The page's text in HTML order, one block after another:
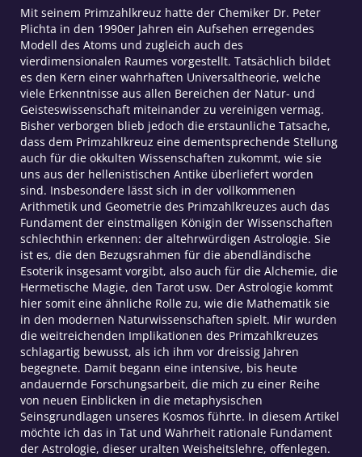
Mit seinem Primzahlkreuz hatte der Chemiker Dr. Peter
Plichta in den 1990er Jahren ein Aufsehen erregendes
Modell des Atoms und zugleich auch des
vierdimensionalen Raumes vorgestellt. Tatsächlich bildet
es den Kern einer wahrhaften Universaltheorie, welche
viele Erkenntnisse aus allen Bereichen der Natur- und
Geisteswissenschaft miteinander zu vereinigen vermag.
Bisher verborgen blieb jedoch die erstaunliche Tatsache,
dass dem Primzahlkreuz eine dementsprechende Stellung
auch für die okkulten Wissenschaften zukommt, wie sie
uns aus der hellenistischen Antike überliefert worden
sind. Insbesondere lässt sich in der vollkommenen
Arithmetik und Geometrie des Primzahlkreuzes auch das
Fundament der einstmaligen Königin der Wissenschaften
schlechthin erkennen: der altehrwürdigen Astrologie. Sie
ist es, die den Bezugsrahmen für die abendländische
Esoterik insgesamt vorgibt, also auch für die Alchemie, die
Hermetische Magie, den Tarot usw. Der Astrologie kommt
hier somit eine ähnliche Rolle zu, wie die Mathematik sie
in den modernen Naturwissenschaften spielt. Mir wurden
die weitreichenden Implikationen des Primzahlkreuzes
schlagartig bewusst, als ich ihm vor dreissig Jahren
begegnete. Damit begann eine intensive, bis heute
andauernde Forschungsarbeit, die mich zu einer Reihe
von neuen Einblicken in die metaphysischen
Seinsgrundlagen unseres Kosmos führte. In diesem Artikel
möchte ich das in Tat und Wahrheit rationale Fundament
der Astrologie, dieser uralten Weisheitslehre, offenlegen.